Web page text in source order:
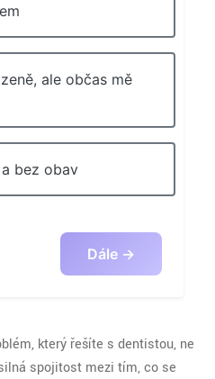
ale občas mě
bez obav
Dále →
který řešíte s dentistou, ne
spojitost mezi tím, co se